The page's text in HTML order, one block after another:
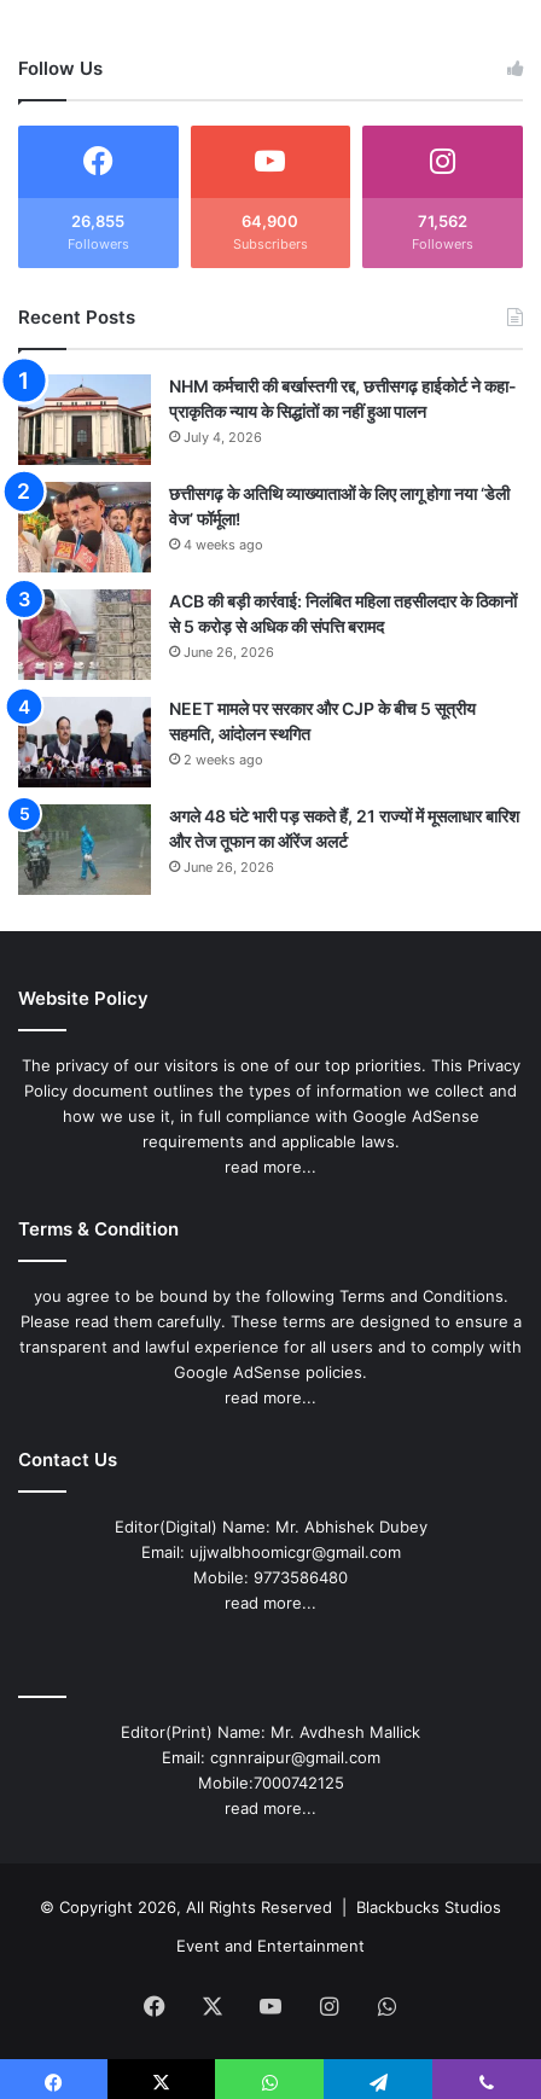
Follow Us
26,855
Followers
64,900
Subscribers
71,562
Followers
Recent Posts
NHM कर्मचारी की बर्खास्तगी रद्द, छत्तीसगढ़ हाईकोर्ट ने कहा-
प्राकृतिक न्याय के सिद्धांतों का नहीं हुआ पालन
July 4, 2026
छत्तीसगढ़ के अतिथि व्याख्याताओं के लिए लागू होगा नया ‘डेली
वेज’ फॉर्मूला!
4 weeks ago
ACB की बड़ी कार्रवाई: निलंबित महिला तहसीलदार के ठिकानों
से 5 करोड़ से अधिक की संपत्ति बरामद
June 26, 2026
NEET मामले पर सरकार और CJP के बीच 5 सूत्रीय
सहमति, आंदोलन स्थगित
2 weeks ago
अगले 48 घंटे भारी पड़ सकते हैं, 21 राज्यों में मूसलाधार बारिश
और तेज तूफान का ऑरेंज अलर्ट
June 26, 2026
Website Policy
The privacy of our visitors is one of our top priorities. This Privacy
Policy document outlines the types of information we collect and
how we use it, in full compliance with Google AdSense
requirements and applicable laws.
read more...
Terms & Condition
you agree to be bound by the following Terms and Conditions.
Please read them carefully. These terms are designed to ensure a
transparent and lawful experience for all users and to comply with
Google AdSense policies.
read more...
Contact Us
Editor(Digital) Name: Mr. Abhishek Dubey
Email: ujjwalbhoomicgr@gmail.com
Mobile: 9773586480
read more...
Editor(Print) Name: Mr. Avdhesh Mallick
Email: cgnnraipur@gmail.com
Mobile:7000742125
read more...
© Copyright 2026, All Rights Reserved | Blackbucks Studios
Event and Entertainment
Facebook YouTubeInstagramWhatsApp